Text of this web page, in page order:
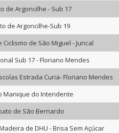
de Argoncilhe - Sub 17
de Argoncilhe-Sub 19
Ciclismo de São Miguel - Juncal
Sub 17 - Floriano Mendes
Estrada Curia- Floriano Mendes
Manique do Intendente
de São Bernardo
de DHU - Brisa Sem Açúcar